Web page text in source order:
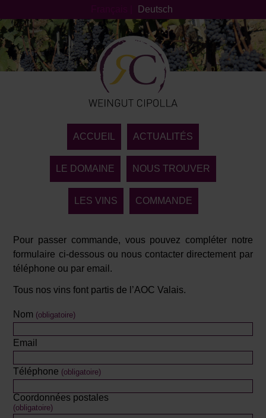
ACCUEIL ACTUALITÉS
LE DOMAINE NOUS TROUVER
LES VINS COMMANDE
Deutsch
Pour passer commande, vous pouvez compléter notre
formulaire ci-dessous ou nous contacter directement par
téléphone ou par email.
Tous nos vins font partis de l’AOC Valais.
Nom (obligatoire)
Email
Téléphone (obligatoire)
Coordonnées postales
(obligatoire)